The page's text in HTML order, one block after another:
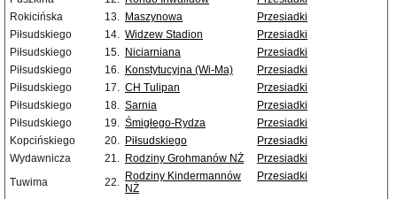
Rokicińska
13. Maszynowa
Przesiadki
Piłsudskiego
14. Widzew Stadion
Przesiadki
Piłsudskiego
15. Niciarniana
Przesiadki
Piłsudskiego
16. Konstytucyjna (Wi-Ma)
Przesiadki
Piłsudskiego
17. CH Tulipan
Przesiadki
Piłsudskiego
18. Sarnia
Przesiadki
Piłsudskiego
19. Śmigłego-Rydza
Przesiadki
Kopcińskiego
20. Piłsudskiego
Przesiadki
Wydawnicza
21. Rodziny Grohmanów NŻ
Przesiadki
Tuwima
22. Rodziny Kindermannów
NŻ
Przesiadki